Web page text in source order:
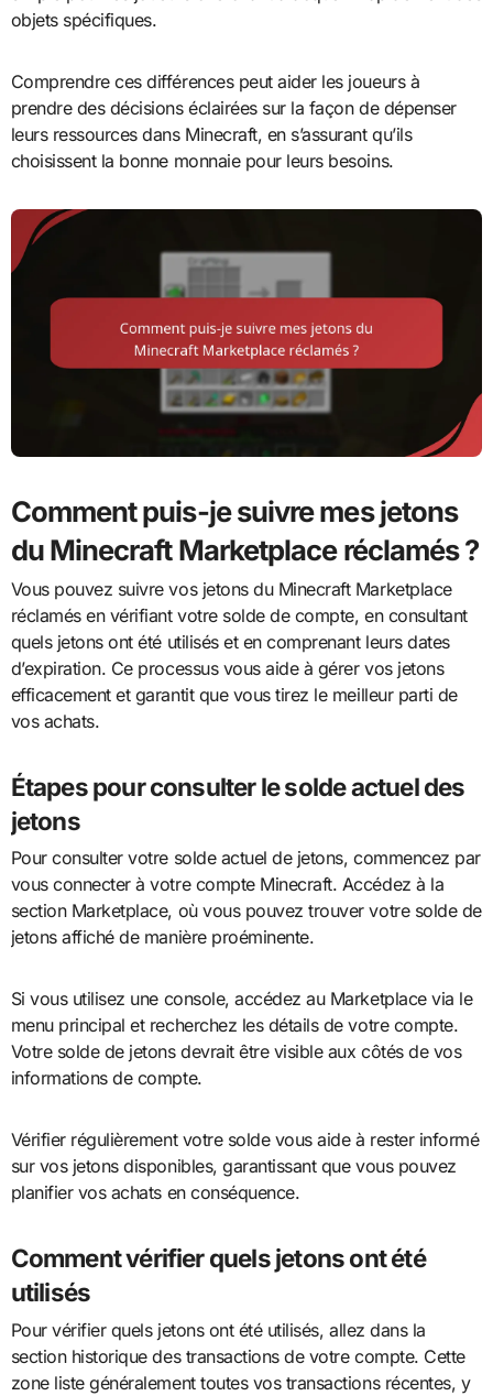
objets spécifiques.
Comprendre ces différences peut aider les joueurs à
prendre des décisions éclairées sur la façon de dépenser
leurs ressources dans Minecraft, en s’assurant qu’ils
choisissent la bonne monnaie pour leurs besoins.
Comment puis-je suivre mes jetons
du Minecraft Marketplace réclamés ?
Vous pouvez suivre vos jetons du Minecraft Marketplace
réclamés en vérifiant votre solde de compte, en consultant
quels jetons ont été utilisés et en comprenant leurs dates
d’expiration. Ce processus vous aide à gérer vos jetons
efficacement et garantit que vous tirez le meilleur parti de
vos achats.
Étapes pour consulter le solde actuel des
jetons
Pour consulter votre solde actuel de jetons, commencez par
vous connecter à votre compte Minecraft. Accédez à la
section Marketplace, où vous pouvez trouver votre solde de
jetons affiché de manière proéminente.
Si vous utilisez une console, accédez au Marketplace via le
menu principal et recherchez les détails de votre compte.
Votre solde de jetons devrait être visible aux côtés de vos
informations de compte.
Vérifier régulièrement votre solde vous aide à rester informé
sur vos jetons disponibles, garantissant que vous pouvez
planifier vos achats en conséquence.
Comment vérifier quels jetons ont été
utilisés
Pour vérifier quels jetons ont été utilisés, allez dans la
section historique des transactions de votre compte. Cette
zone liste généralement toutes vos transactions récentes, y